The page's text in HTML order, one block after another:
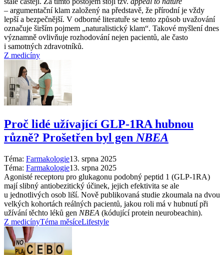
–⁠ argumentační klam založený na představě, že přírodní je vždy
lepší a bezpečnější. V odborné literatuře se tento způsob uvažování
označuje širším pojmem „naturalistický klam“. Takové myšlení dnes
významně ovlivňuje rozhodování nejen pacientů, ale často
i samotných zdravotníků.
Z medicíny
Proč lidé užívající GLP-1RA hubnou
různě? Prošetřen byl genNBEA
Téma: Farmakologie13. srpna 2025
Téma: Farmakologie13. srpna 2025
Agonisté receptoru pro glukagonu podobný peptid 1 (GLP-1RA)
mají slibný antiobezitický účinek, jejich efektivita se ale
u jednotlivých osob liší. Nově publikovaná studie zkoumala na dvou
velkých kohortách reálných pacientů, jakou roli má v hubnutí při
užívání těchto léků gen NBEA (kódující protein neurobeachin).
Z medicínyTéma měsíceLifestyle